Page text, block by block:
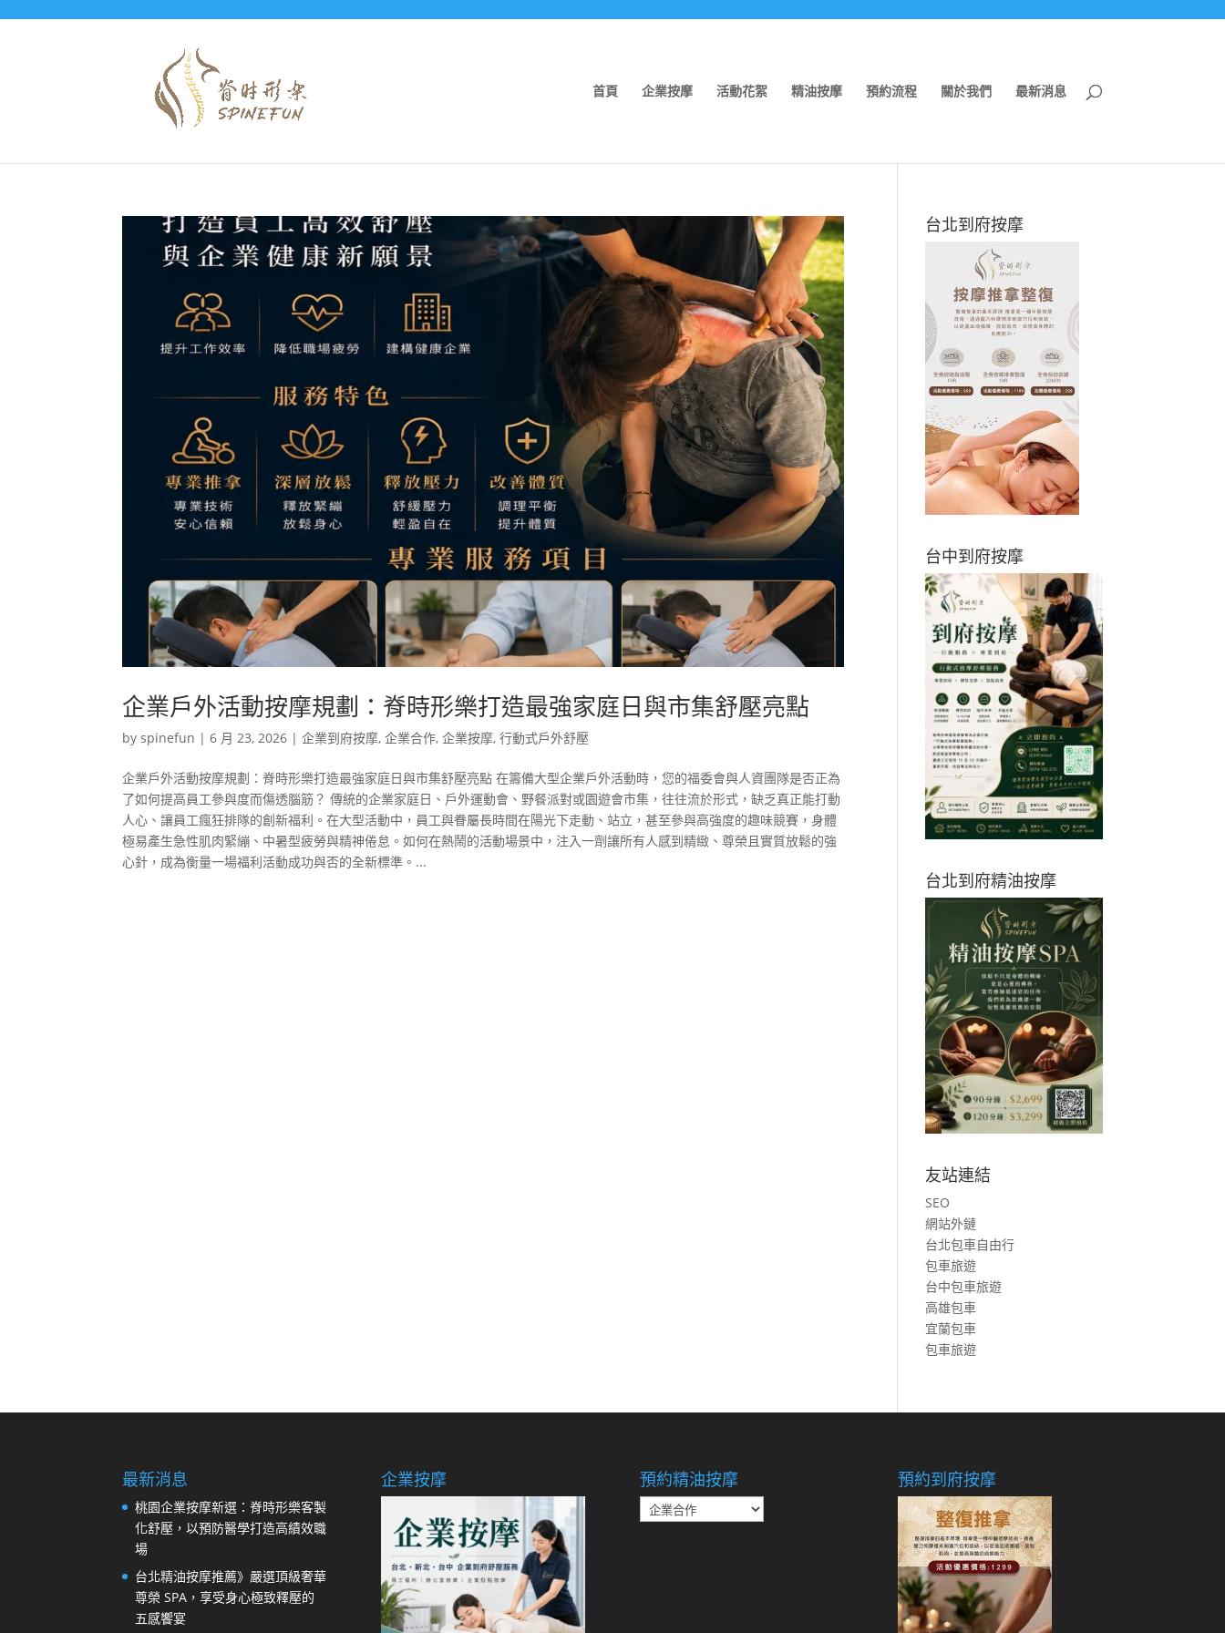
首頁 企業按摩 活動花絮 精油按摩 預約流程 關於我們 最新消息
企業戶外活動按摩規劃：脊時形樂打造最強家庭日與市集舒壓亮點
byspinefun |6 月 23, 2026 |企業到府按摩,企業合作,企業按摩,行動式戶外舒壓
企業戶外活動按摩規劃：脊時形樂打造最強家庭日與市集舒壓亮點 在籌備大型企業戶外活動時，您的福委會與人資團隊是否正為
了如何提高員工參與度而傷透腦筋？ 傳統的企業家庭日、戶外運動會、野餐派對或園遊會市集，往往流於形式，缺乏真正能打動
人心、讓員工瘋狂排隊的創新福利。在大型活動中，員工與眷屬長時間在陽光下走動、站立，甚至參與高強度的趣味競賽，身體
極易產生急性肌肉緊繃、中暑型疲勞與精神倦怠。如何在熱鬧的活動場景中，注入一劑讓所有人感到精緻、尊榮且實質放鬆的強
心針，成為衡量一場福利活動成功與否的全新標準。...
台北到府按摩
台中到府按摩
台北到府精油按摩
友站連結
SEO
網站外鏈
台北包車自由行
包車旅遊
台中包車旅遊
高雄包車
宜蘭包車
包車旅遊
最新消息
桃園企業按摩新選：脊時形樂客製
化舒壓，以預防醫學打造高績效職
場
台北精油按摩推薦》嚴選頂級奢華
尊榮 SPA，享受身心極致釋壓的
五感饗宴
企業按摩 預約精油按摩
預
約
預約到府按摩